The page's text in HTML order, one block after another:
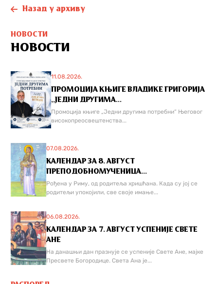
Назад у архиву
НОВОСТИ
НОВОСТИ
11.08.2026.
ПРОМОЦИЈА КЊИГЕ ВЛАДИКЕ ГРИГОРИЈА
,,ЈЕДНИ ДРУГИМА...
Промоција књиге „Једни другима потребни“ Његовог
високопреосвештенства...
07.08.2026.
КАЛЕНДАР ЗА 8. АВГУСТ
ПРЕПОДОБНОМУЧЕНИЦА...
Рођена у Риму, од родитеља хришћана. Када су јој се
родитељи упокојили, све своје имање...
06.08.2026.
КАЛЕНДАР ЗА 7. АВГУСТ УСПЕНИЈЕ СВЕТЕ
АНЕ
На данашњи дан празнује се успеније Свете Ане, мајке
Пресвете Богородице. Света Ана је...